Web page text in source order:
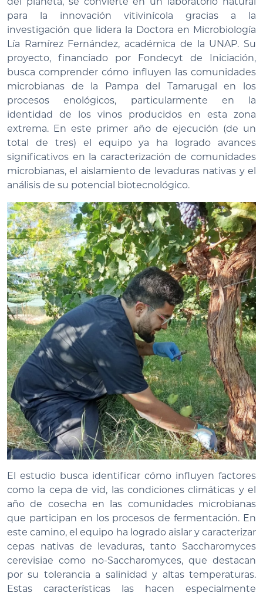
para la innovación vitivinícola gracias a la
investigación que lidera la Doctora en Microbiología
Lía Ramírez Fernández, académica de la UNAP. Su
proyecto, financiado por Fondecyt de Iniciación,
busca comprender cómo influyen las comunidades
microbianas de la Pampa del Tamarugal en los
procesos enológicos, particularmente en la
identidad de los vinos producidos en esta zona
extrema. En este primer año de ejecución (de un
total de tres) el equipo ya ha logrado avances
significativos en la caracterización de comunidades
microbianas, el aislamiento de levaduras nativas y el
análisis de su potencial biotecnológico.
El estudio busca identificar cómo influyen factores
como la cepa de vid, las condiciones climáticas y el
año de cosecha en las comunidades microbianas
que participan en los procesos de fermentación. En
este camino, el equipo ha logrado aislar y caracterizar
cepas nativas de levaduras, tanto Saccharomyces
cerevisiae como no-Saccharomyces, que destacan
por su tolerancia a salinidad y altas temperaturas.
Estas características las hacen especialmente